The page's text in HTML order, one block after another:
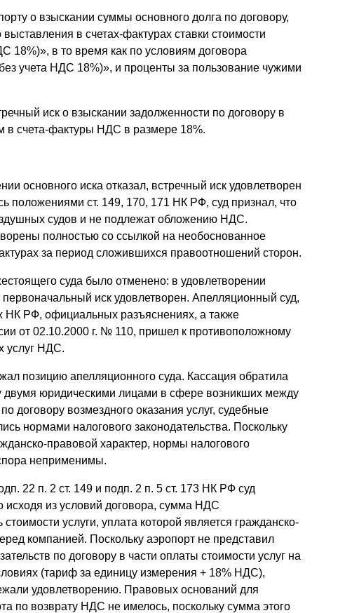
о взыскании суммы основного долга по договору,
в счетах-фактурах ставки стоимости
18%)», в то время как по условиям договора
учета НДС 18%)», и проценты за пользование чужими
иск о взыскании задолженности по договору в
в счета-фактуры НДС в размере 18%.
основного иска отказал, встречный иск удовлетворен
положениями ст. 149, 170, 171 НК РФ, суд признал, что
судов и не подлежат обложению НДС.
полностью со ссылкой на необоснованное
за период сложившихся правоотношений сторон.
суда было отменено: в удовлетворении
первоначальный иск удовлетворен. Апелляционный суд,
НК РФ, официальных разъяснениях, а также
от 02.10.2000 г. № 110, пришел к противоположному
услуг НДС.
позицию апелляционного суда. Кассация обратила
юридическими лицами в сфере возникших между
договору возмездного оказания услуг, судебные
нормами налогового законодательства. Поскольку
правовой характер, нормы налогового
неприменимы.
22 п. 2 ст. 149 и подп. 2 п. 5 ст. 173 НК РФ суд
исходя из условий договора, сумма НДС
услуги, уплата которой является гражданско-
компанией. Поскольку аэропорт не представил
по договору в части оплаты стоимости услуг на
(тариф за единицу измерения + 18% НДС),
удовлетворению. Правовых оснований для
по возврату НДС не имелось, поскольку сумма этого